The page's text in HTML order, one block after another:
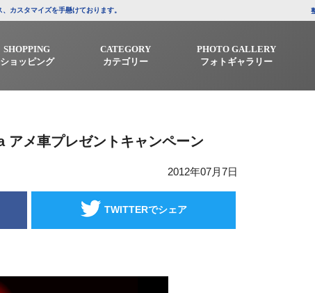
カスタマイズを手懸けております。
SHOPPING
ショッピング
CATEGORY
カテゴリー
PHOTO GALLERY
フォトギャラリー
メ車プレゼントキャンペーン
2012年07月7日
TWITTERでシェア